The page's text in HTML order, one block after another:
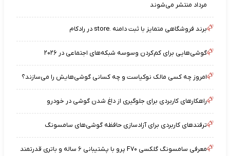
مرداد منتشر می‌شوند
برند فروشگاهی متمایز با ثبت دامنه .store در رادکام
گوشی‌هایی برای کم‌کردن وسوسه شبکه‌های اجتماعی در ۲۰۲۶
امروز چه کسی مالک نوکیاست و چه کسانی گوشی‌هایش را می‌سازند؟
راهکارهای کاربردی برای جلوگیری از داغ شدن گوشی در خودرو
ترفندهای کاربردی برای آزادسازی حافظه گوشی‌های سامسونگ
معرفی سامسونگ گلکسی F۷۰ پرو با پشتیبانی ۶ ساله و باتری قدرتمند